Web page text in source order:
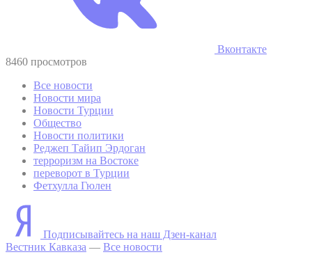
Вконтакте
8460 просмотров
Все новости
Новости мира
Новости Турции
Общество
Новости политики
Реджеп Тайип Эрдоган
терроризм на Востоке
переворот в Турции
Фетхулла Гюлен
Подписывайтесь на наш Дзен-канал
Вестник Кавказа — Все новости